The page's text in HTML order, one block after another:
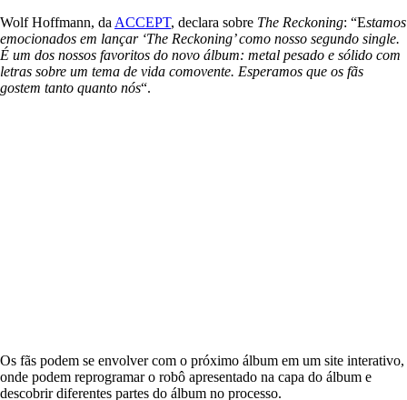
Wolf Hoffmann, da ACCEPT, declara sobre The Reckoning: “Estamos
emocionados em lançar ‘The Reckoning’ como nosso segundo single.
É um dos nossos favoritos do novo álbum: metal pesado e sólido com
letras sobre um tema de vida comovente. Esperamos que os fãs
gostem tanto quanto nós“.
Os fãs podem se envolver com o próximo álbum em um site interativo,
onde podem reprogramar o robô apresentado na capa do álbum e
descobrir diferentes partes do álbum no processo.